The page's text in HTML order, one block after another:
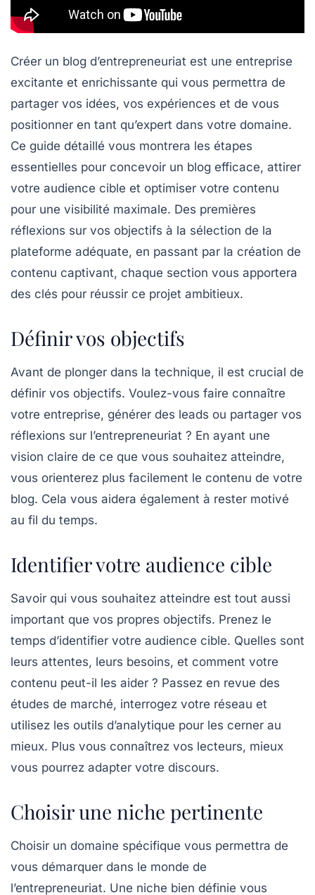
Créer un blog d’entrepreneuriat est une entreprise
excitante et enrichissante qui vous permettra de
partager vos idées, vos expériences et de vous
positionner en tant qu’expert dans votre domaine.
Ce guide détaillé vous montrera les étapes
essentielles pour concevoir un blog efficace, attirer
votre audience cible et optimiser votre contenu
pour une visibilité maximale. Des premières
réflexions sur vos objectifs à la sélection de la
plateforme adéquate, en passant par la création de
contenu captivant, chaque section vous apportera
des clés pour réussir ce projet ambitieux.
Définir vos objectifs
Avant de plonger dans la technique, il est crucial de
définir vos objectifs. Voulez-vous faire connaître
votre entreprise, générer des leads ou partager vos
réflexions sur l’entrepreneuriat ? En ayant une
vision claire de ce que vous souhaitez atteindre,
vous orienterez plus facilement le contenu de votre
blog. Cela vous aidera également à rester motivé
au fil du temps.
Identifier votre audience cible
Savoir qui vous souhaitez atteindre est tout aussi
important que vos propres objectifs. Prenez le
temps d’identifier votre audience cible. Quelles sont
leurs attentes, leurs besoins, et comment votre
contenu peut-il les aider ? Passez en revue des
études de marché, interrogez votre réseau et
utilisez les outils d’analytique pour les cerner au
mieux. Plus vous connaîtrez vos lecteurs, mieux
vous pourrez adapter votre discours.
Choisir une niche pertinente
Choisir un domaine spécifique vous permettra de
vous démarquer dans le monde de
l’entrepreneuriat. Une niche bien définie vous